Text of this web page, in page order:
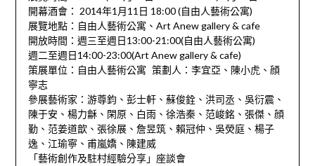
開幕酒會： 2014年1月11日 18:00 (自由人藝術公寓)
展覽地點：自由人藝術公寓、Art Anew gallery & cafe
開放時間：週三至週日13:00-21:00(自由人藝術公寓)
週二至週日14:00-23:00(Art Anew gallery & cafe)
策展單位：自由人藝術公寓 策劃人：李宜亞、陳小虎、顔
寧志
參展藝術家：游尊鈞、彭士軒、蘇俊銓、洪司丞、吳衍震、
陳于安、楊力龢、閑原、白雨、徐浩秦、范峻銘、張傑、顔
勤、范姜道歆、張徐展、詹昱筑、賴冠仲、吳熒庭、楊子
逸、江瑜寧、甫嵐嬌、陳建威
「藝術創作及駐村經驗分享」座談會